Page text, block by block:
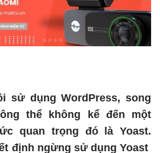
sử dụng WordPress, song
thể không kể đến một
quan trọng đó là Yoast.
định ngừng sử dụng Yoast